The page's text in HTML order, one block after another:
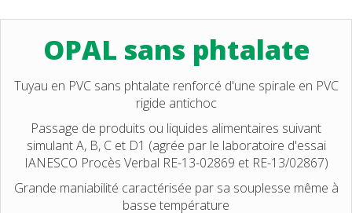
OPAL sans phtalate
Tuyau en PVC sans phtalate renforcé d'une spirale en PVC
rigide antichoc
Passage de produits ou liquides alimentaires suivant
simulant A, B, C et D1 (agrée par le laboratoire d'essai
IANESCO Procès Verbal RE-13-02869 et RE-13/02867)
Grande maniabilité caractérisée par sa souplesse même à
basse température